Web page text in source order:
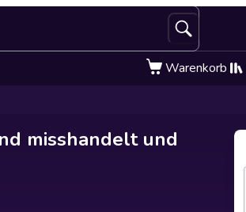
Warenkorb
misshandelt und